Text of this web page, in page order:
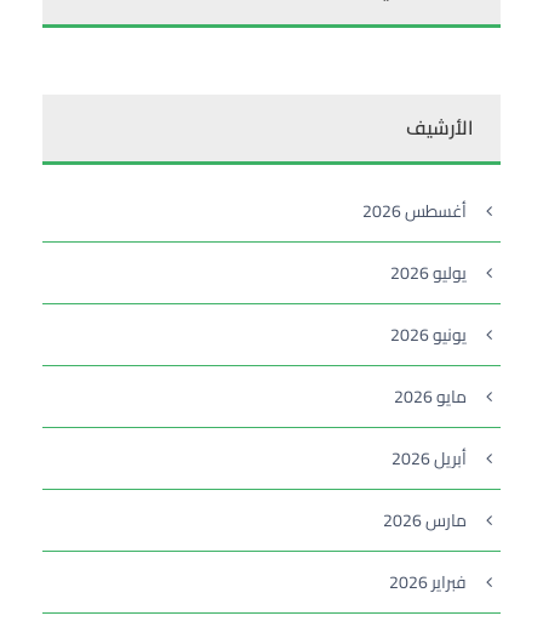
الأرشيف
أغسطس 2026
يوليو 2026
يونيو 2026
مايو 2026
أبريل 2026
مارس 2026
فبراير 2026